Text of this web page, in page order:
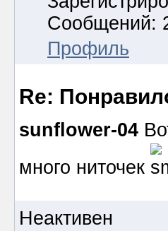
Сообщений:
Профиль
Re:
sunflower-04
много ниточек
Неактивен